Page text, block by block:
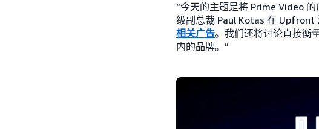
“今天的主题是将 Prime Video
级副总裁 Paul Kotas 在 Upfront
相关广告。我们还将讨论直接衡
内的品牌。”